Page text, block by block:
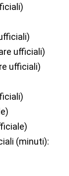
ufficiali)
ufficiali)
(minuti):